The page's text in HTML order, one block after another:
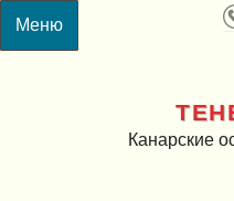
Канарские